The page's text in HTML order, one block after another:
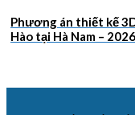
Phương án thiết kế
Hào tại Hà Nam –